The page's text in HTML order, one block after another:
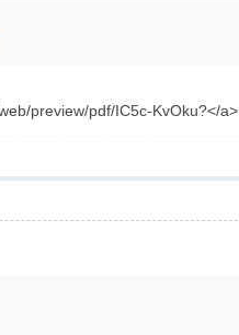
preview/pdf/IC5c-KvOku?</a>